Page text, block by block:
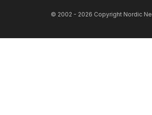
© 2002 - 2026 Copyright Nordic